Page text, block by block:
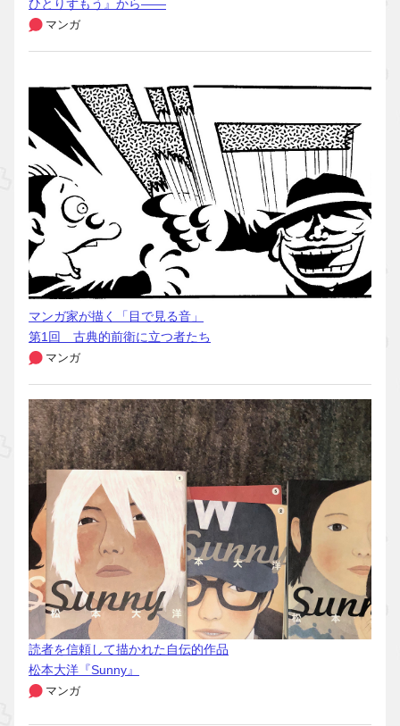
ひとりずもう』から――
マンガ
マンガ家が描く「目で見る音」
第1回 古典的前衛に立つ者たち
マンガ
読者を信頼して描かれた自伝的作品
松本大洋『Sunny』
マンガ